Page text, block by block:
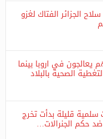
الجزائر الفتاك لغزو
يعالجون في اروبا بينما
الصحية بالبلاد
سلمية قليلة بدأت تخرج
حكم الجنرالات…